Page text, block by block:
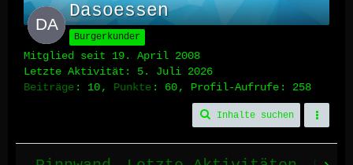
Dasoessen
Burgerkunder
Mitglied seit 19. April 2008
Letzte Aktivität: 5. Juli 2026
Beiträge
10 Punkte 60 Profil-Aufrufe 258
Inhalte suchen